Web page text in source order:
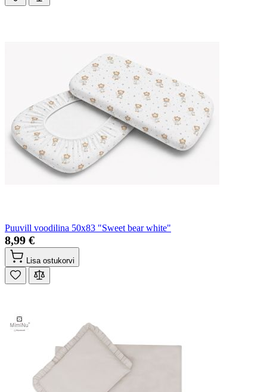
Puuvill voodilina 50x83 "Sweet bear white"
8,99 €
Lisa ostukorvi